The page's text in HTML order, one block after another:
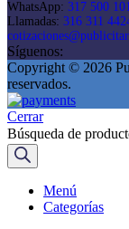
WhatsApp: 317 500
Llamadas: 316 311
Síguenos:
Copyright © 2026
reservados.
Cerrar
Búsqueda de
Menú
Categorías